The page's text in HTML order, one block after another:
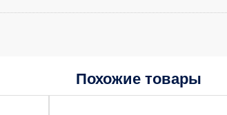
Похожие товары